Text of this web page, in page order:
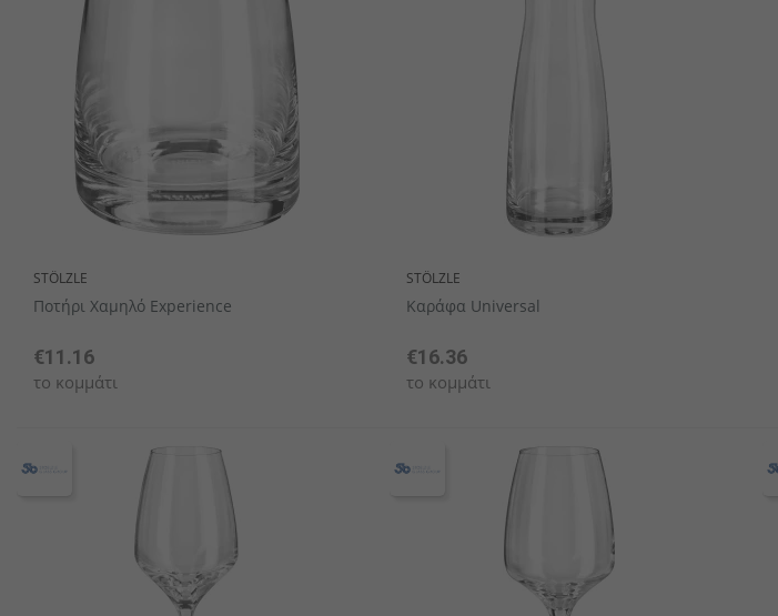
Δίσκοι Πορσελάνης Μικρά μπωλ / Σαγανάκια / Ramekin
Κουτάλια latte macchiato
Δίσκοι μπουφέ
Διακοσμητικά σταντ
Σειρές επίπλων
STÖLZLE
Ποτήρι Χαμηλό Experience
€11.16
το κομμάτι
STÖLZLE
Καράφα Universal
€16.36
το κομμάτι